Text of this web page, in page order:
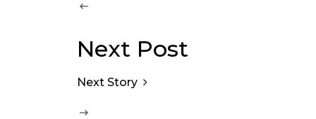
Next Post
Next Story